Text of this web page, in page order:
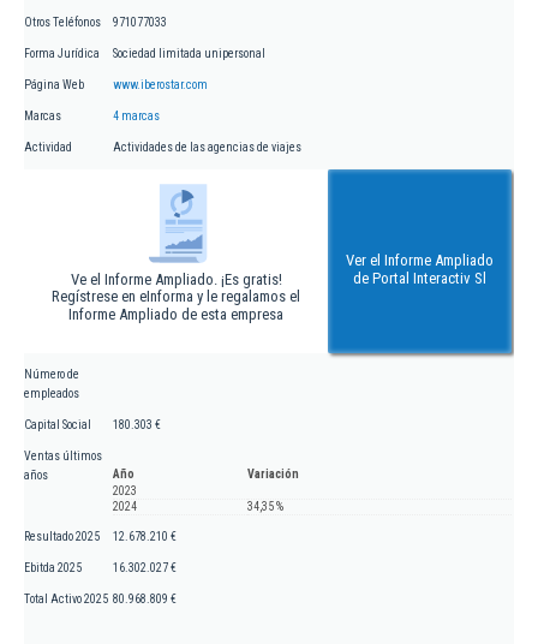
Otros Teléfonos 971077033
Forma Jurídica Sociedad limitada unipersonal
Página Web www.iberostar.com
Marcas 4 marcas
Actividad Actividades de las agencias de viajes
Ve el Informe Ampliado. ¡Es gratis!
Regístrese en eInforma y le regalamos el
Informe Ampliado de esta empresa
Ver el Informe Ampliado
de Portal Interactiv Sl
Número de
empleados
Capital Social 180.303 €
Ventas últimos
años
Año
Variación
2023
2024
34,35 %
Resultado 2025 12.678.210 €
Ebitda 2025 16.302.027 €
Total Activo 2025 80.968.809 €